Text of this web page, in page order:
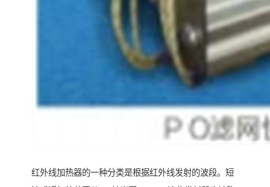
红外线加热器的一种分类是根据红外线发射的波段。短